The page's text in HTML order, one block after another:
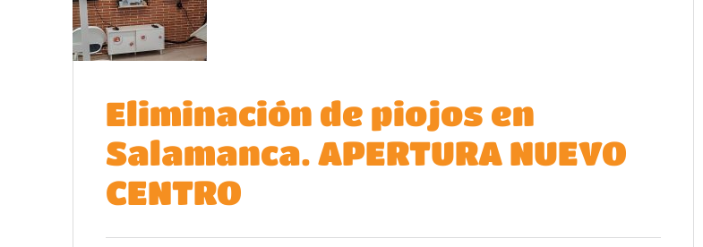
Eliminación de piojos en
Salamanca. APERTURA NUEVO
CENTRO